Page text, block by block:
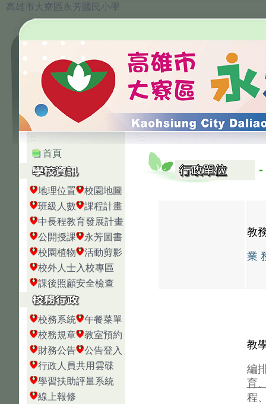
高雄市大寮區永芳國民小學
:::
首頁
地理位置
校園地圖
班級人數
課程計畫
中長程教育發展計畫
公開授課
永芳圖書
校園植物
活動剪影
校外人士入校專區
課後照顧安全檢查
校務系統
午餐菜單
校務規章
教室預約
財務公告
公告登入
行政人員共用雲碟
學習扶助評量系統
線上報修
:::
-
教
業
教
編
育
程